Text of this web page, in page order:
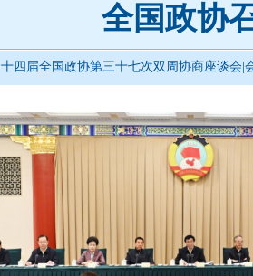
全国政协
十四届全国政协第三十七次双周协商座谈会|